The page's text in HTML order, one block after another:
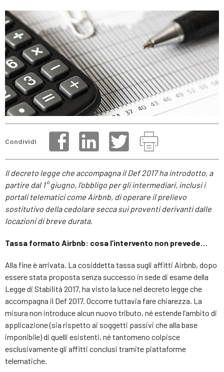
Condividi
Il decreto legge che accompagna il Def 2017 ha introdotto, a
partire dal 1° giugno, l’obbligo per gli intermediari, inclusi i
portali telematici come Airbnb, di operare il prelievo
sostitutivo della cedolare secca sui proventi derivanti dalle
locazioni di breve durata.
Tassa formato Airbnb: cosa l’intervento non prevede…
Alla fine è arrivata. La cosiddetta tassa sugli affitti Airbnb, dopo
essere stata proposta senza successo in sede di esame della
Legge di Stabilità 2017, ha visto la luce nel decreto legge che
accompagna il Def 2017. Occorre tuttavia fare chiarezza. La
misura non introduce alcun nuovo tributo, né estende l’ambito di
applicazione (sia rispetto ai soggetti passivi che alla base
imponibile) di quelli esistenti, né tantomeno colpisce
esclusivamente gli affitti conclusi tramite piattaforme
telematiche.